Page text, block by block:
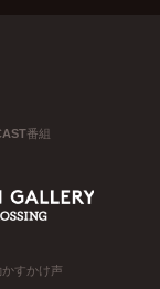
番組
すかけ声